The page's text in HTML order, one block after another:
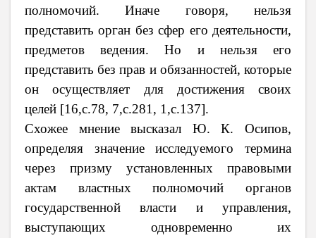
полномочий. Иначе говоря, нельзя
представить орган без сфер его деятельности,
предметов ведения. Но и нельзя его
представить без прав и обязанностей, которые
он осуществляет для достижения своих
целей [16,c.78, 7,c.281, 1,c.137].
Схожее мнение высказал Ю. К. Осипов,
определяя значение исследуемого термина
через призму установленных правовыми
актам властных полномочий органов
государственной власти и управления,
выступающих одновременно их